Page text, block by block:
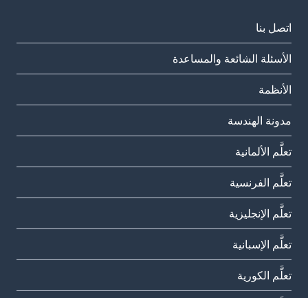
اتصل بنا
الأسئلة الشائعة والمساعدة
الأنظمة
مدونة الهندسة
تعلَّم الألمانية
تعلَّم الفرنسية
تعلَّم الإنجليزية
تعلَّم الإسبانية
تعلَّم الكورية